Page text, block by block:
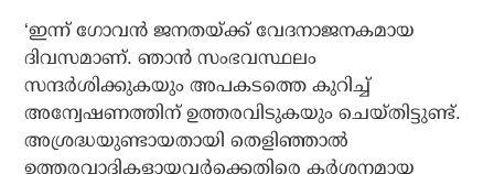
‘ഇന്ന് ഗോവന്‍ ജനതയ്ക്ക് വേദനാജനകമായ
ദിവസമാണ്. ഞാന്‍ സംഭവസ്ഥലം
സന്ദര്‍ശിക്കുകയും അപകടത്തെ കുറിച്ച്
അന്വേഷണത്തിന് ഉത്തരവിടുകയും ചെയ്തിട്ടുണ്ട്.
അശ്രദ്ധയുണ്ടായതായി തെളിഞ്ഞാല്‍
ഉത്തരവാദികളായവര്‍ക്കെതിരെ കര്‍ശനമായ